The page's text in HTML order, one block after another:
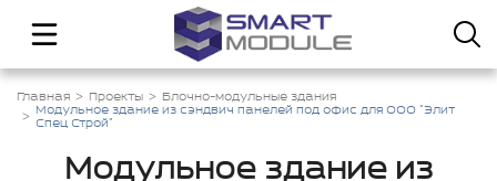
Главная Проекты
Блочно-модульные здания
Модульное здание из сэндвич панелей под офис для ООО "Элит
Спец Строй"
Модульное здание из